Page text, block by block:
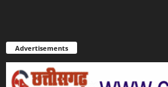
Advertisements